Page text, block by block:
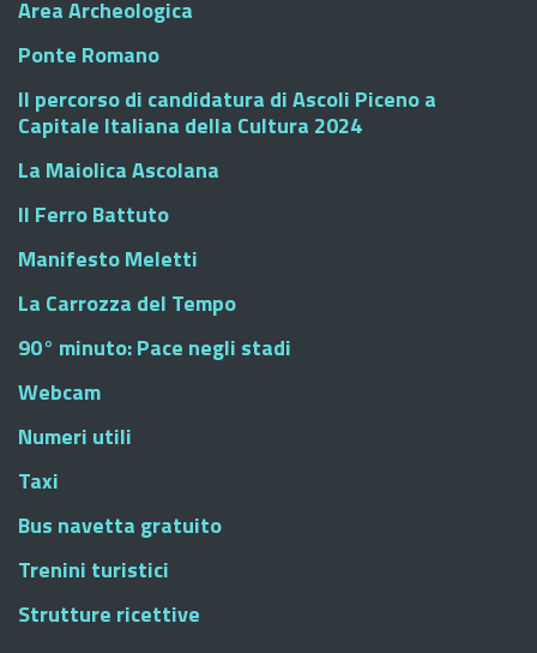
Area Archeologica
Ponte Romano
Il percorso di candidatura di Ascoli Piceno a
Capitale Italiana della Cultura 2024
La Maiolica Ascolana
Il Ferro Battuto
Manifesto Meletti
La Carrozza del Tempo
90° minuto: Pace negli stadi
Webcam
Numeri utili
Taxi
Bus navetta gratuito
Trenini turistici
Strutture ricettive